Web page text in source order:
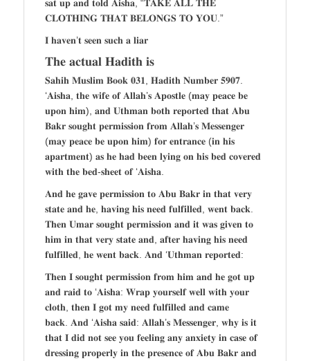
𝐬𝐚𝐭 𝐮𝐩 𝐚𝐧𝐝 𝐭𝐨𝐥𝐝 𝐀𝐢𝐬𝐡𝐚, “𝐓𝐀𝐊𝐄 𝐀𝐋𝐋 𝐓𝐇𝐄
𝐂𝐋𝐎𝐓𝐇𝐈𝐍𝐆 𝐓𝐇𝐀𝐓 𝐁𝐄𝐋𝐎𝐍𝐆𝐒 𝐓𝐎 𝐘𝐎𝐔.”
𝐈 𝐡𝐚𝐯𝐞𝐧’𝐭 𝐬𝐞𝐞𝐧 𝐬𝐮𝐜𝐡 𝐚 𝐥𝐢𝐚𝐫
𝐓𝐡𝐞 𝐚𝐜𝐭𝐮𝐚𝐥 𝐇𝐚𝐝𝐢𝐭𝐡 𝐢𝐬
𝐒𝐚𝐡𝐢𝐡 𝐌𝐮𝐬𝐥𝐢𝐦 𝐁𝐨𝐨𝐤 𝟎𝟑𝟏, 𝐇𝐚𝐝𝐢𝐭𝐡 𝐍𝐮𝐦𝐛𝐞𝐫 𝟓𝟗𝟎𝟕.
‘𝐀𝐢𝐬𝐡𝐚, 𝐭𝐡𝐞 𝐰𝐢𝐟𝐞 𝐨𝐟 𝐀𝐥𝐥𝐚𝐡’𝐬 𝐀𝐩𝐨𝐬𝐭𝐥𝐞 (𝐦𝐚𝐲 𝐩𝐞𝐚𝐜𝐞 𝐛𝐞
𝐮𝐩𝐨𝐧 𝐡𝐢𝐦), 𝐚𝐧𝐝 𝐔𝐭𝐡𝐦𝐚𝐧 𝐛𝐨𝐭𝐡 𝐫𝐞𝐩𝐨𝐫𝐭𝐞𝐝 𝐭𝐡𝐚𝐭 𝐀𝐛𝐮
𝐁𝐚𝐤𝐫 𝐬𝐨𝐮𝐠𝐡𝐭 𝐩𝐞𝐫𝐦𝐢𝐬𝐬𝐢𝐨𝐧 𝐟𝐫𝐨𝐦 𝐀𝐥𝐥𝐚𝐡’𝐬 𝐌𝐞𝐬𝐬𝐞𝐧𝐠𝐞𝐫
(𝐦𝐚𝐲 𝐩𝐞𝐚𝐜𝐞 𝐛𝐞 𝐮𝐩𝐨𝐧 𝐡𝐢𝐦) 𝐟𝐨𝐫 𝐞𝐧𝐭𝐫𝐚𝐧𝐜𝐞 (𝐢𝐧 𝐡𝐢𝐬
𝐚𝐩𝐚𝐫𝐭𝐦𝐞𝐧𝐭) 𝐚𝐬 𝐡𝐞 𝐡𝐚𝐝 𝐛𝐞𝐞𝐧 𝐥𝐲𝐢𝐧𝐠 𝐨𝐧 𝐡𝐢𝐬 𝐛𝐞𝐝 𝐜𝐨𝐯𝐞𝐫𝐞𝐝
𝐰𝐢𝐭𝐡 𝐭𝐡𝐞 𝐛𝐞𝐝-𝐬𝐡𝐞𝐞𝐭 𝐨𝐟 ‘𝐀𝐢𝐬𝐡𝐚.
𝐀𝐧𝐝 𝐡𝐞 𝐠𝐚𝐯𝐞 𝐩𝐞𝐫𝐦𝐢𝐬𝐬𝐢𝐨𝐧 𝐭𝐨 𝐀𝐛𝐮 𝐁𝐚𝐤𝐫 𝐢𝐧 𝐭𝐡𝐚𝐭 𝐯𝐞𝐫𝐲
𝐬𝐭𝐚𝐭𝐞 𝐚𝐧𝐝 𝐡𝐞, 𝐡𝐚𝐯𝐢𝐧𝐠 𝐡𝐢𝐬 𝐧𝐞𝐞𝐝 𝐟𝐮𝐥𝐟𝐢𝐥𝐥𝐞𝐝, 𝐰𝐞𝐧𝐭 𝐛𝐚𝐜𝐤.
𝐓𝐡𝐞𝐧 𝐔𝐦𝐚𝐫 𝐬𝐨𝐮𝐠𝐡𝐭 𝐩𝐞𝐫𝐦𝐢𝐬𝐬𝐢𝐨𝐧 𝐚𝐧𝐝 𝐢𝐭 𝐰𝐚𝐬 𝐠𝐢𝐯𝐞𝐧 𝐭𝐨
𝐡𝐢𝐦 𝐢𝐧 𝐭𝐡𝐚𝐭 𝐯𝐞𝐫𝐲 𝐬𝐭𝐚𝐭𝐞 𝐚𝐧𝐝, 𝐚𝐟𝐭𝐞𝐫 𝐡𝐚𝐯𝐢𝐧𝐠 𝐡𝐢𝐬 𝐧𝐞𝐞𝐝
𝐟𝐮𝐥𝐟𝐢𝐥𝐥𝐞𝐝, 𝐡𝐞 𝐰𝐞𝐧𝐭 𝐛𝐚𝐜𝐤. 𝐀𝐧𝐝 ‘𝐔𝐭𝐡𝐦𝐚𝐧 𝐫𝐞𝐩𝐨𝐫𝐭𝐞𝐝:
𝐓𝐡𝐞𝐧 𝐈 𝐬𝐨𝐮𝐠𝐡𝐭 𝐩𝐞𝐫𝐦𝐢𝐬𝐬𝐢𝐨𝐧 𝐟𝐫𝐨𝐦 𝐡𝐢𝐦 𝐚𝐧𝐝 𝐡𝐞 𝐠𝐨𝐭 𝐮𝐩
𝐚𝐧𝐝 𝐫𝐚𝐢𝐝 𝐭𝐨 ‘𝐀𝐢𝐬𝐡𝐚: 𝐖𝐫𝐚𝐩 𝐲𝐨𝐮𝐫𝐬𝐞𝐥𝐟 𝐰𝐞𝐥𝐥 𝐰𝐢𝐭𝐡 𝐲𝐨𝐮𝐫
𝐜𝐥𝐨𝐭𝐡, 𝐭𝐡𝐞𝐧 𝐈 𝐠𝐨𝐭 𝐦𝐲 𝐧𝐞𝐞𝐝 𝐟𝐮𝐥𝐟𝐢𝐥𝐥𝐞𝐝 𝐚𝐧𝐝 𝐜𝐚𝐦𝐞
𝐛𝐚𝐜𝐤. 𝐀𝐧𝐝 ‘𝐀𝐢𝐬𝐡𝐚 𝐬𝐚𝐢𝐝: 𝐀𝐥𝐥𝐚𝐡’𝐬 𝐌𝐞𝐬𝐬𝐞𝐧𝐠𝐞𝐫, 𝐰𝐡𝐲 𝐢𝐬 𝐢𝐭
𝐭𝐡𝐚𝐭 𝐈 𝐝𝐢𝐝 𝐧𝐨𝐭 𝐬𝐞𝐞 𝐲𝐨𝐮 𝐟𝐞𝐞𝐥𝐢𝐧𝐠 𝐚𝐧𝐲 𝐚𝐧𝐱𝐢𝐞𝐭𝐲 𝐢𝐧 𝐜𝐚𝐬𝐞 𝐨𝐟
𝐝𝐫𝐞𝐬𝐬𝐢𝐧𝐠 𝐩𝐫𝐨𝐩𝐞𝐫𝐥𝐲 𝐢𝐧 𝐭𝐡𝐞 𝐩𝐫𝐞𝐬𝐞𝐧𝐜𝐞 𝐨𝐟 𝐀𝐛𝐮 𝐁𝐚𝐤𝐫 𝐚𝐧𝐝